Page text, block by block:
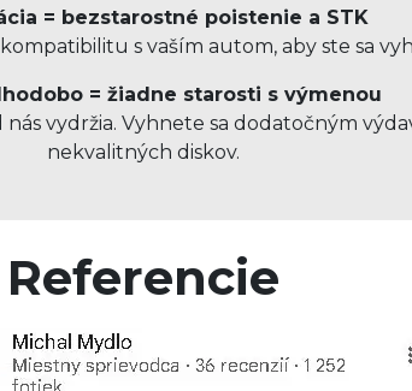
= bezstarostné poistenie a STK
s vaším autom, aby ste sa
= žiadne starosti s výmenou
vydržia. Vyhnete sa dodatočným
nekvalitných diskov.
Referencie